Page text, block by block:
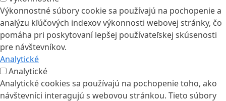
Výkonnostné súbory cookie sa používajú na pochopenie a
analýzu kľúčových indexov výkonnosti webovej stránky, čo
pomáha pri poskytovaní lepšej používateľskej skúsenosti
pre návštevníkov.
Analytické
Analytické
Analytické cookies sa používajú na pochopenie toho, ako
návštevníci interagujú s webovou stránkou. Tieto súbory